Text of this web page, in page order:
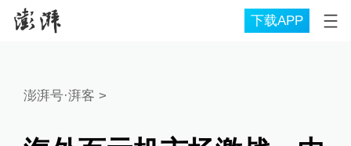
下载APP
澎湃号·湃客 >